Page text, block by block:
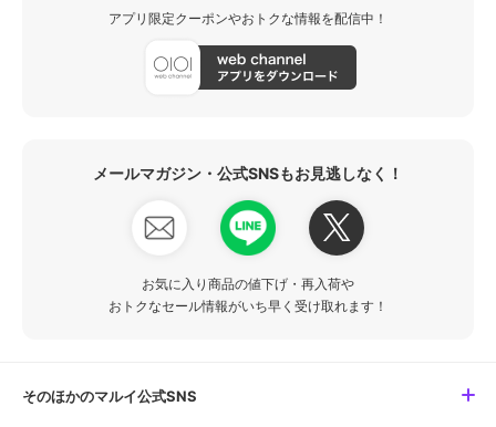
アプリ限定クーポンやおトクな情報を配信中！
メールマガジン・公式SNSもお見逃しなく！
お気に入り商品の値下げ・再入荷や
おトクなセール情報がいち早く受け取れます！
そのほかのマルイ公式SNS